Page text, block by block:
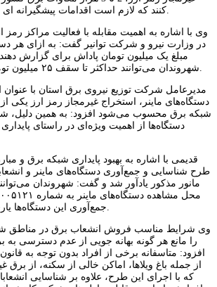
وی با اشاره به اهمیت مقابله با فعالیت مراکز رمز
در وزارت نیرو و شرکت توانیر گفت: به ازای هر
مبلغ یک میلیون تومان پاداش برای گزارش
مدیرعامل شرکت توزیع نیروی برق استان با
دستگاه‌های ماینر، استخراج غیرمجاز رمز ارز یکی
شبکه برق محسوب می‌شود افزود: به همین دلیل،
دستگاه‌ها از اهمیت ویژه‌ای در راستای
قدیمی با اشاره به بهبود پایداری شبکه برق و
طرح شناسایی و جمع‌آوری دستگاه‌های ماینر و
مانور مذکور یادآور شد و گفت: شهروندان
وی شرایط مناسب فروش انشعاب برق در مناطق
را مانع هر گونه بهانه جویی از عدم دسترسی به
افزود: متاسفانه برخی از افراد بدون توجه به
از جمله باغ ویلاها، اماکن خالی از سکنه، از برق
که با اجرای این طرح، علاوه بر شناسایی